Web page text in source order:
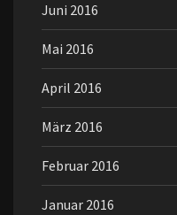
Juni 2016
Mai 2016
April 2016
März 2016
Februar 2016
Januar 2016